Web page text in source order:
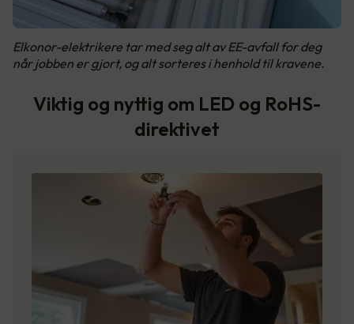
Elkonor-elektrikere tar med seg alt av EE-avfall for deg
når jobben er gjort, og alt sorteres i henhold til kravene.
Viktig og nyttig om LED og RoHS-
direktivet